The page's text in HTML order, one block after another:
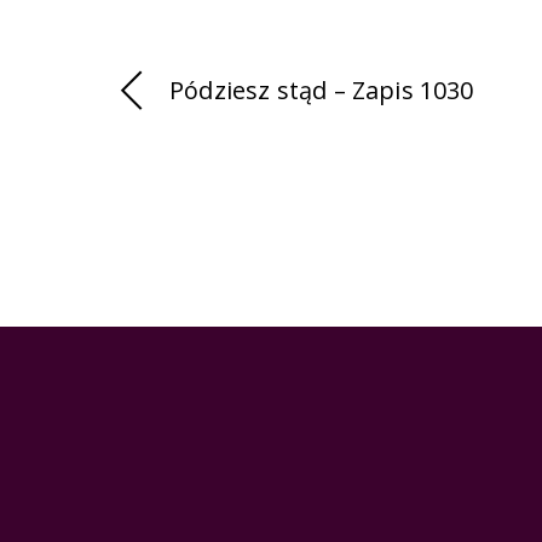
Pódziesz stąd – Zapis 1030